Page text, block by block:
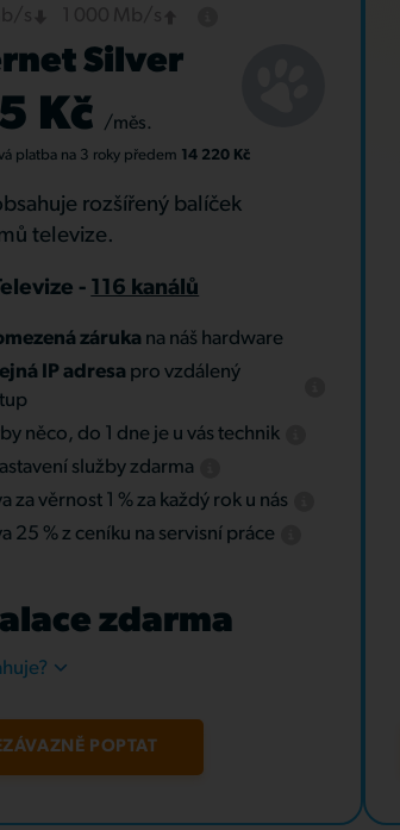
Silver
Kč /měs.
platba na 3 roky předem 14 220 Kč
rozšířený balíček
televize.
- 116 kanálů
záruka na náš hardware
IP adresa pro vzdálený
něco, do 1 dne je u vás technik
služby zdarma
za věrnost 1 % za každý rok u nás
25 % z ceníku na servisní práce
zdarma
POPTAT